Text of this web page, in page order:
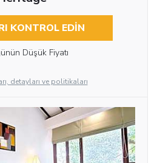
KONTROL EDIN
Düşük Fiyatı
detayları ve politikaları